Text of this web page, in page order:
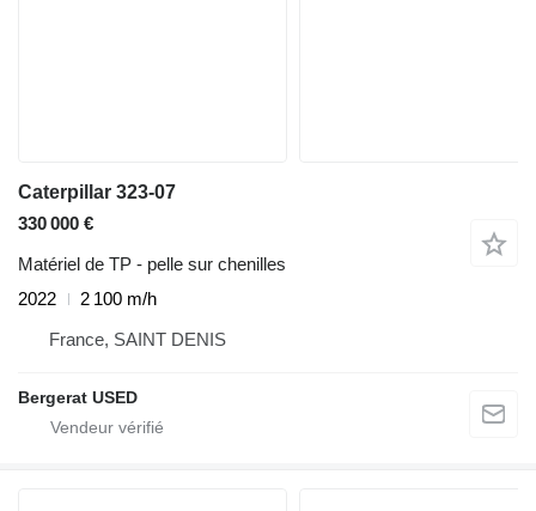
Caterpillar 323-07
330 000 €
Matériel de TP - pelle sur chenilles
2022
2 100 m/h
France, SAINT DENIS
Bergerat USED